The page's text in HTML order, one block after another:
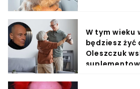
W tym wieku
będziesz żyć
Oleszczuk